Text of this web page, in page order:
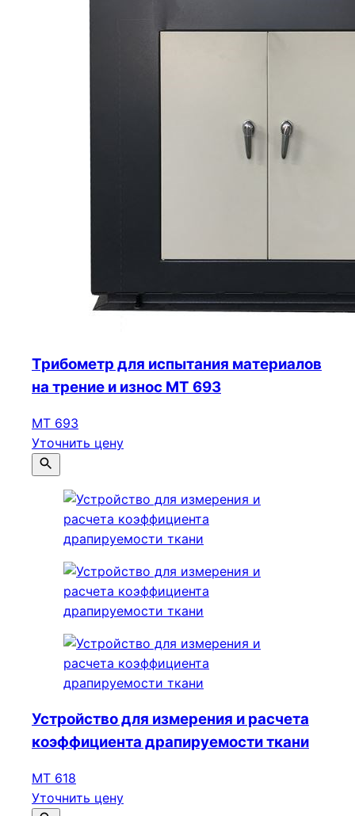
Трибометр для испытания материалов
на трение и износ МТ 693
МТ 693
Уточнить цену
Устройство для измерения и расчета
коэффициента драпируемости ткани
МТ 618
Уточнить цену